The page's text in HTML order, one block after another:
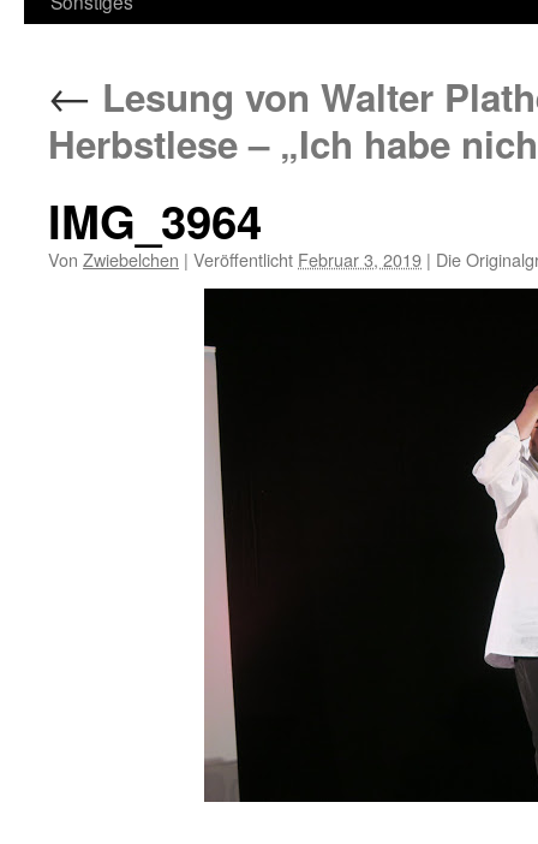
← Lesung von Walter
Herbstlese – „Ich habe
IMG_3964
Von Zwiebelchen | Veröffentlicht Februar 3, 2019 | Die